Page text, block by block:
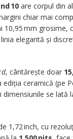
10 are corpul din
chiar mai
10,95 mm grosime,
elegantă și
, cântărește doar
ceramică (pe
dimensiunile se lată
1,72 inch, cu